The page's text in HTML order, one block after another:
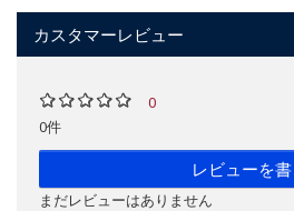
カスタマーレビュー
0
0件
レビューを書
まだレビューはありません